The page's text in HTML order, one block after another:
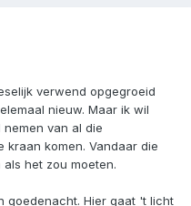
verwend opgegroeid
nieuw. Maar ik wil
van al die
kraan komen. Vandaar die
het zou moeten.
goedenacht. Hier gaat 't licht